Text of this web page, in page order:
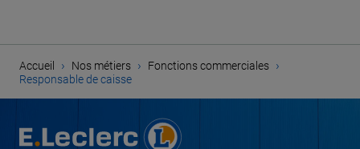
Accueil › Nos métiers › Fonctions commerciales ›
Responsable de caisse